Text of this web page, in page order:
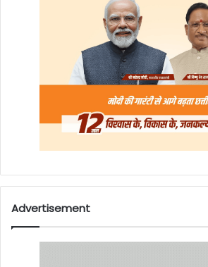
Advertisement